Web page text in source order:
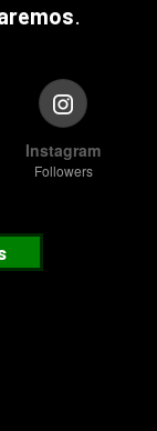
.
Instagram
Followers